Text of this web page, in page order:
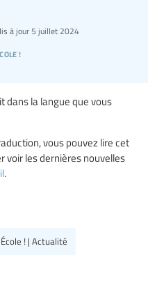
!
à jour5 juillet 2024
dans la langue que vous
vous pouvez lire cet
voir les dernières nouvelles
.
! | Actualité